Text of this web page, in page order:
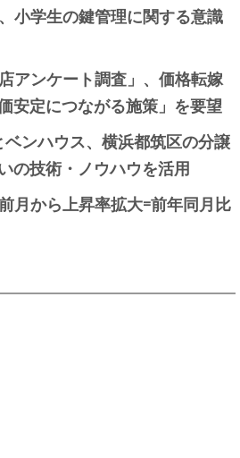
小学生の鍵管理に関する意識
アンケート調査」、価格転嫁
安定につながる施策」を要望
ンハウス、横浜都筑区の分譲
の技術・ノウハウを活用
月から上昇率拡大=前年同月比